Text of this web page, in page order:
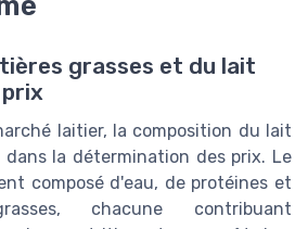
grasses et du lait
laitier, la composition du lait
la détermination des prix. Le
composé d'eau, de protéines et
chacune contribuant